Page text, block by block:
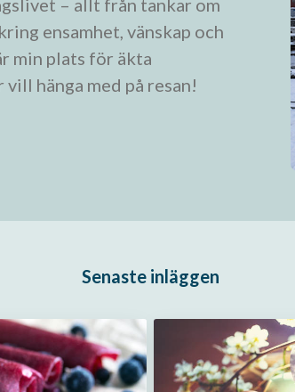
– allt från tankar om
ensamhet, vänskap och
min plats för äkta
hänga med på resan!
Senaste inläggen